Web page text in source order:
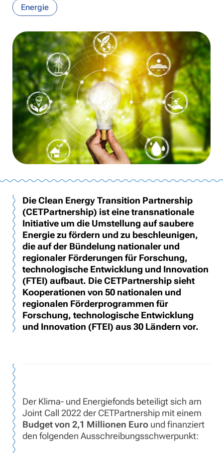
Energie
Die Clean Energy Transition Partnership
(CETPartnership) ist eine transnationale
Initiative um die Umstellung auf saubere
Energie zu fördern und zu beschleunigen,
die auf der Bündelung nationaler und
regionaler Förderungen für Forschung,
technologische Entwicklung und Innovation
(FTEI) aufbaut. Die CETPartnership sieht
Kooperationen von 50 nationalen und
regionalen Förderprogrammen für
Forschung, technologische Entwicklung
und Innovation (FTEI) aus 30 Ländern vor.
Der Klima- und Energiefonds beteiligt sich am
Joint Call 2022 der CETPartnership mit einem
Budget von 2,1 Millionen Euround finanziert
den folgenden Ausschreibungsschwerpunkt: